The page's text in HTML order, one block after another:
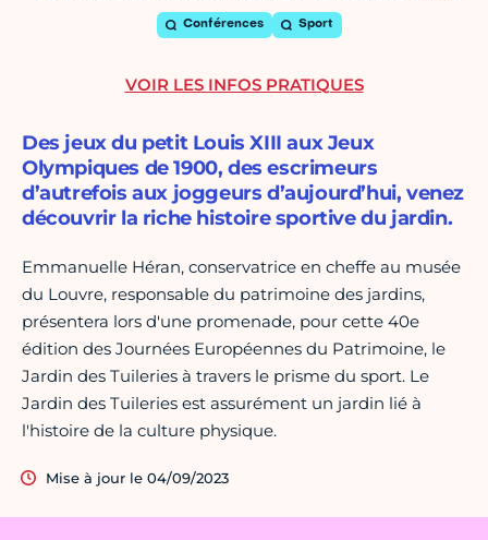
Conférences Sport
Des jeux du petit Louis XIII aux Jeux
Olympiques de 1900, des escrimeurs
d’autrefois aux joggeurs d’aujourd’hui, venez
découvrir la riche histoire sportive du jardin.
Emmanuelle Héran, conservatrice en cheffe au musée
du Louvre, responsable du patrimoine des jardins,
présentera lors d'une promenade, pour cette 40e
édition des Journées Européennes du Patrimoine, le
Jardin des Tuileries à travers le prisme du sport. Le
Jardin des Tuileries est assurément un jardin lié à
l'histoire de la culture physique.
Mise à jour le 04/09/2023
VOIR LES INFOS PRATIQUES